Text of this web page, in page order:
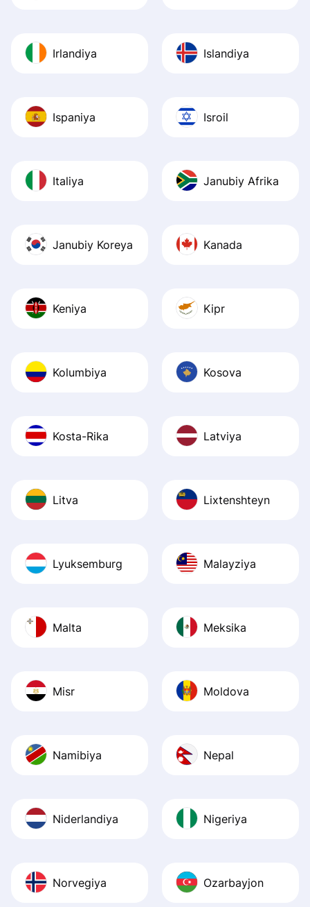
Irlandiya Islandiya
Ispaniya Isroil
Italiya Janubiy Afrika
Janubiy Koreya Kanada
Keniya Kipr
Kolumbiya Kosova
Kosta-Rika Latviya
Litva Lixtenshteyn
Lyuksemburg Malayziya
Malta Meksika
Misr Moldova
Namibiya Nepal
Niderlandiya Nigeriya
Norvegiya Ozarbayjon